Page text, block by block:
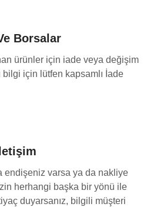
Borsalar
ürünler için iade veya değişim
bilgi için lütfen kapsamlı İade
endişeniz varsa ya da nakliye
herhangi başka bir yönü ile
duyarsanız, bilgili müşteri